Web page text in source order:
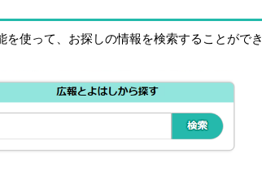
使って、お探しの情報を検索することができ